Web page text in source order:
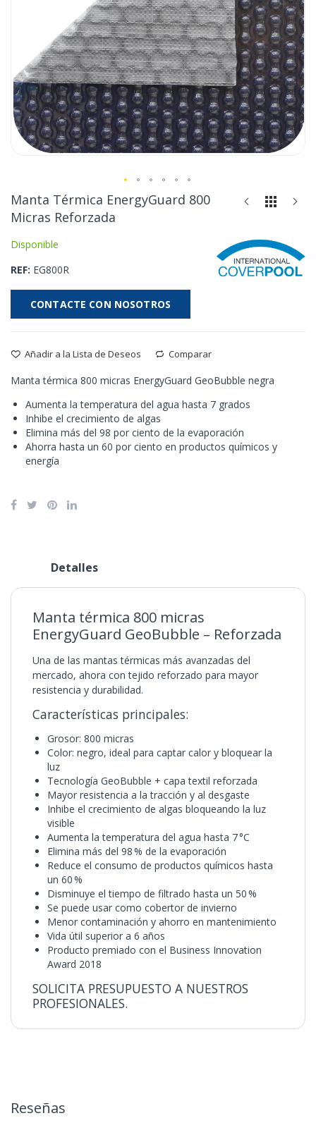
Saltar
al
de
galería
de
imágenes
Manta Térmica EnergyGuard 800
Micras Reforzada
Disponible
REF EG800R
CONTACTE CON NOSOTROS
Añadir a la Lista de Deseos Comparar
Manta térmica 800 micras EnergyGuard GeoBubble negra
Aumenta la temperatura del agua hasta 7 grados
Inhibe el crecimiento de algas
Elimina más del 98 por ciento de la evaporación
Ahorra hasta un 60 por ciento en productos químicos y
energía
Detalles
Manta térmica 800 micras
EnergyGuard GeoBubble – Reforzada
Una de las mantas térmicas más avanzadas del
mercado, ahora con tejido reforzado para mayor
resistencia y durabilidad.
Características principales:
Grosor: 800 micras
Color: negro, ideal para captar calor y bloquear la
luz
Tecnología GeoBubble + capa textil reforzada
Mayor resistencia a la tracción y al desgaste
Inhibe el crecimiento de algas bloqueando la luz
visible
Aumenta la temperatura del agua hasta 7 °C
Elimina más del 98 % de la evaporación
Reduce el consumo de productos químicos hasta
un 60 %
Disminuye el tiempo de filtrado hasta un 50 %
Se puede usar como cobertor de invierno
Menor contaminación y ahorro en mantenimiento
Vida útil superior a 6 años
Producto premiado con el Business Innovation
Award 2018
SOLICITA PRESUPUESTO A NUESTROS
PROFESIONALES.
Reseñas